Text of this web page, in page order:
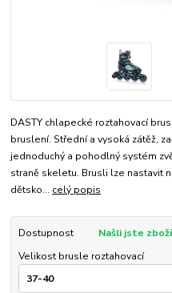
DASTY chlapecké roztahovací
bruslení. Střední a vysoká zátěž,
jednoduchý a pohodlný systém
straně skeletu. Brusli lze nastavit
dětsko... celý popis
Dostupnost
Našli jste
Velikost brusle roztahovací